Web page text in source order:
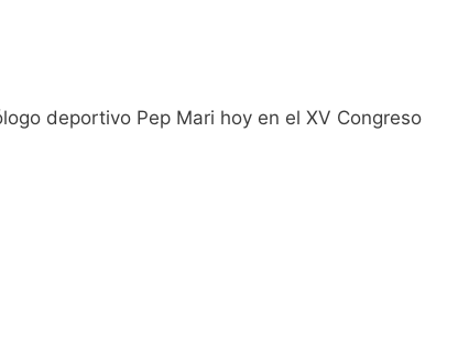
deportivo Pep Mari hoy en el XV Congreso